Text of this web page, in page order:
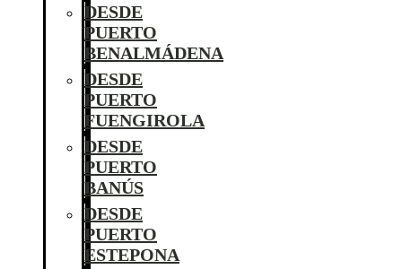
DESDE
PUERTO
BENALMÁDENA
DESDE
PUERTO
FUENGIROLA
DESDE
PUERTO
BANÚS
DESDE
PUERTO
ESTEPONA